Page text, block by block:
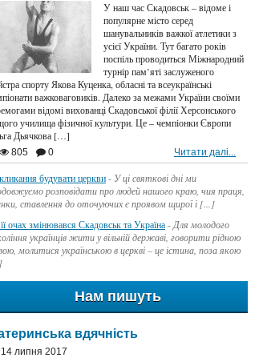
У наш час Скадовськ – відоме і
популярне місто серед
шанувальників важкої атлетики з
усієї України. Тут багато років
поспіль проводиться Міжнародний
турнір пам’яті заслуженого
спорту Якова Куценка, обласні та всеукраїнські
важковаговиків. Далеко за межами України своїми
відомі вихованці Скадовської філії Херсонського
училища фізичної культури. Це – чемпіонки Європи
Дьячкова […]
805 0 Читати далі...
будувати церкви- У ці святкові дні ми
розповідати про людей нашого краю, чия праця,
ставлення до оточуючих є проявом щирої і [...]
очах змінювався Скадовськ та Україна- Для молодого
українців жити у вільній державі, говорити рідною
молитися українською в церкві – це істина, поза якою
Нам пишуть
вдячність
14 липня 2017